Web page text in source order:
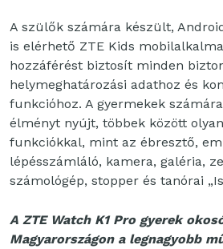
A szülők számára készült,
is elérhető ZTE Kids
hozzáférést biztosít minden
helymeghatározási adathoz és
funkcióhoz. A gyermekek
élményt nyújt, többek között
funkciókkal, mint az ébresztő,
lépésszámláló, kamera, galéria,
számológép, stopper és tanórai
A ZTE Watch K1 Pro gyerek
Magyarországon a legnagyobb